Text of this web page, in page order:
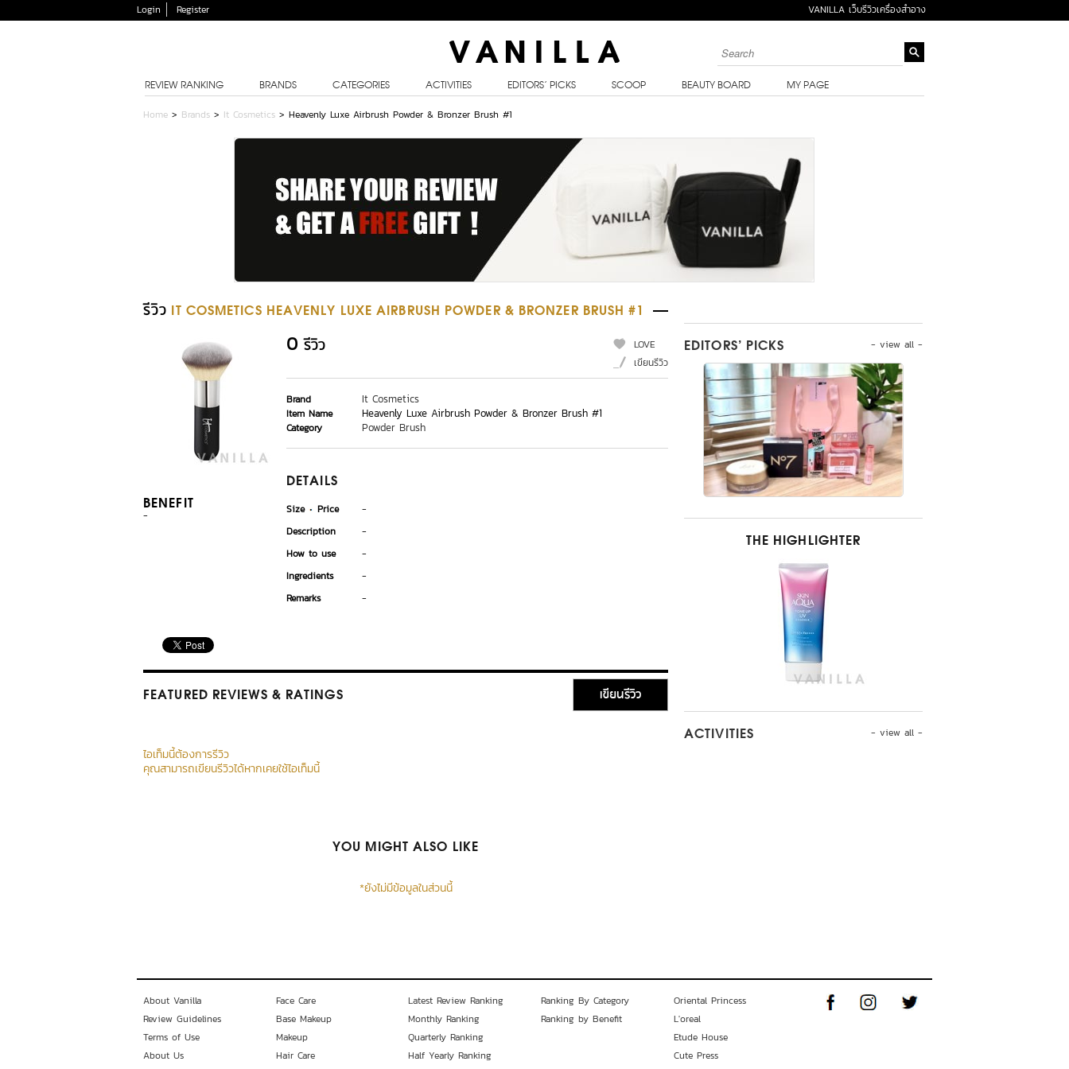
Login Register VANILLA เว็บรีวิวเครื่องสำอาง
REVIEW RANKING BRANDS CATEGORIES ACTIVITIES EDITORS’ PICKS SCOOP BEAUTY BOARD MY PAGE
Home > Brands > It Cosmetics > Heavenly Luxe Airbrush Powder & Bronzer Brush #1
รีวิว IT COSMETICS HEAVENLY LUXE AIRBRUSH POWDER & BRONZER BRUSH #1
BENEFIT
-
0 รีวิว
LOVE
เขียนรีวิว
Brand It Cosmetics
Item Name Heavenly Luxe Airbrush Powder & Bronzer Brush #1
Category Powder Brush
DETAILS
Size Price
-
Description
-
How to use
-
Ingredients
-
Remarks
-
FEATURED REVIEWS & RATINGS เขียนรีวิว
ไอเท็มนี้ต้องการรีวิว
คุณสามารถเขียนรีวิวได้หากเคยใช้ไอเท็มนี้
YOU MIGHT ALSO LIKE
*ยังไม่มีข้อมูลในส่วนนี้
- view all -
EDITORS’ PICKS
THE HIGHLIGHTER
- view all -
ACTIVITIES
About Vanilla
Review Guidelines
Terms of Use
About Us
Face Care
Base Makeup
Makeup
Hair Care
Latest Review Ranking
Monthly Ranking
Quarterly Ranking
Half Yearly Ranking
Ranking By Category
Ranking by Benefit
Oriental Princess
L'oreal
Etude House
Cute Press